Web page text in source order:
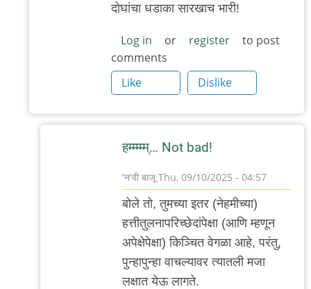
दोघांचा धडाका सारखाच भारी!
Log in or register
to post
comments
Like
Dislike
हम्म्म्म्म्… Not bad!
'न'वी बाजू Thu, 09/10/2025 - 04:57
In
reply
to
by
बोले तो, तुमच्या इतर (नेहमीच्या)
हत्तीतुलनापरिच्छेदांपेक्षा (आणि म्हणून
अपेक्षेपेक्षा) किञ्चित वेगळा आहे, परंतु,
पुन्हापुन्हा वाचल्यावर त्यातली मजा
लक्षात येऊ लागते.